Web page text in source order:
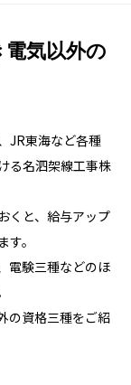
気以外の
JR東海など各種
る名泗架線工事株
くと、給与アップ
。
電験三種などのほ
の資格三種をご紹